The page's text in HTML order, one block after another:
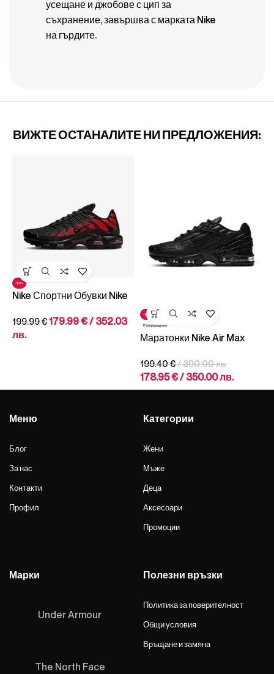
усещане и джобове с цип за
съхранение, завършва с марката Nike
на гърдите.
ВИЖТЕ ОСТАНАЛИТЕ НИ ПРЕДЛОЖЕНИЯ:
-10%
Nike Спортни Обувки Nike
199.99€179.99 €/ 352.03
лв.
-10%
Разпродадено
Маратонки Nike Air Max
199.40€/ 390.00 лв.
178.95€/ 350.00 лв.
Меню
Блог
За нас
Контакти
Профил
Категории
Жени
Мъже
Деца
Аксесоари
Промоции
Марки
Under Armour
The North Face
Полезни връзки
Политика за поверителност
Общи условия
Връщане и замяна